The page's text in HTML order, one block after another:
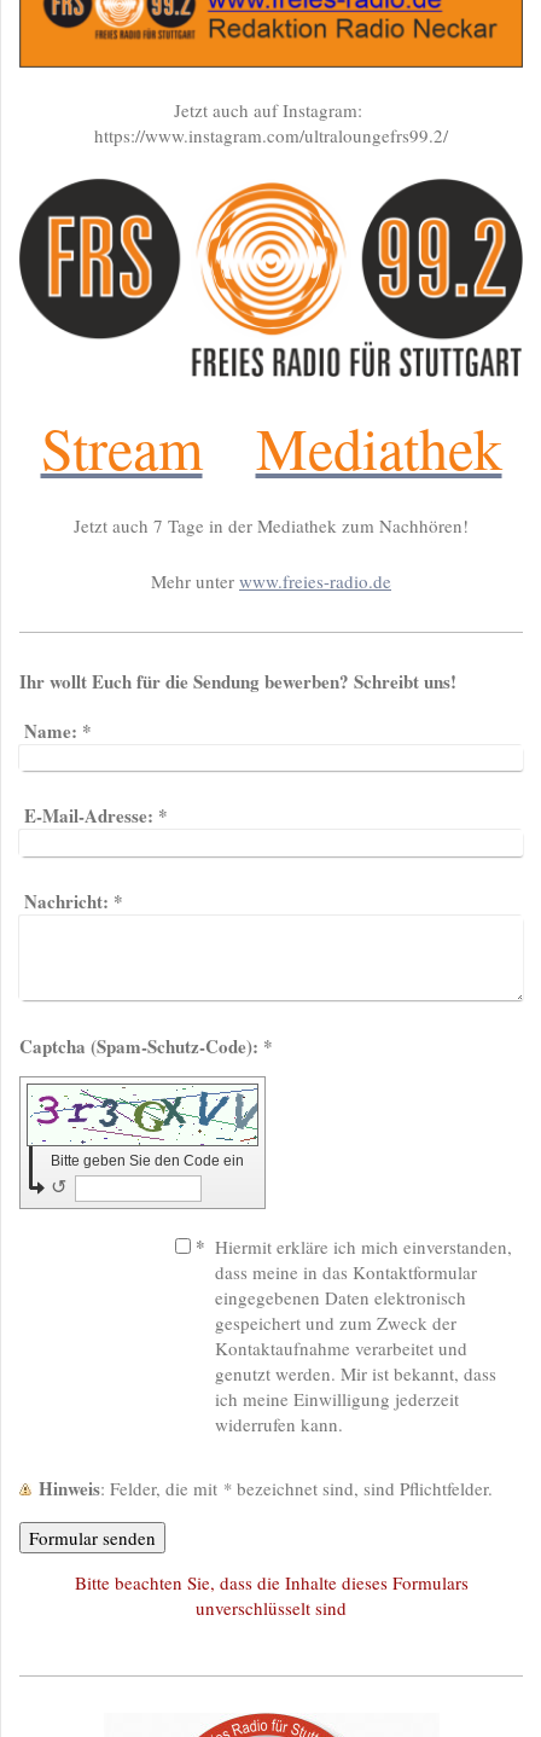
Jetzt auch auf Instagram:
https://www.instagram.com/ultraloungefrs99.2/
Stream Mediathek
Jetzt auch 7 Tage in der Mediathek zum Nachhören!
Mehr unter www.freies-radio.de
Ihr wollt Euch für die Sendung bewerben? Schreibt uns!
Name: *
E-Mail-Adresse: *
Nachricht: *
Captcha (Spam-Schutz-Code): *
Bitte geben Sie den Code ein
↺
* Hiermit erkläre ich mich einverstanden,
dass meine in das Kontaktformular
eingegebenen Daten elektronisch
gespeichert und zum Zweck der
Kontaktaufnahme verarbeitet und
genutzt werden. Mir ist bekannt, dass
ich meine Einwilligung jederzeit
widerrufen kann.
Hinweis : Felder, die mit * bezeichnet sind, sind Pflichtfelder.
Bitte beachten Sie, dass die Inhalte dieses Formulars
unverschlüsselt sind